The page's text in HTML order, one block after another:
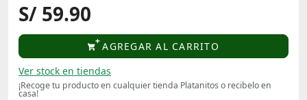
S/ 59.90
AGREGAR AL CARRITO
Ver stock en tiendas
¡Recoge tu producto en cualquier tienda Platanitos o recibelo en
casa!